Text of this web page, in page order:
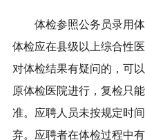
体检参照公务员录用
体检应在县级以上综合性
对体检结果有疑问的，可
原体检医院进行，复检只
准。应聘人员未按规定时
弃。应聘者在体检过程中